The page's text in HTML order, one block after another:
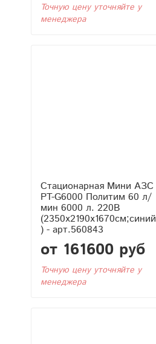
Точную цену уточняйте у
менеджера
Стационарная Мини АЗС
PT-G6000 Политим 60 л/
мин 6000 л. 220В
(2350x2190x1670см;синий
) - арт.560843
от 161600 руб
Точную цену уточняйте у
менеджера